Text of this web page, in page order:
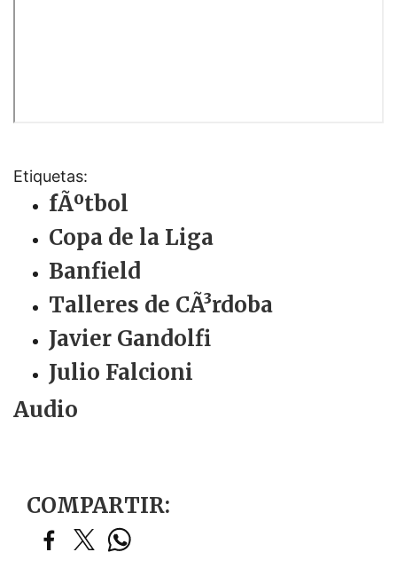
Etiquetas:
fÃºtbol
Copa de la Liga
Banfield
Talleres de CÃ³rdoba
Javier Gandolfi
Julio Falcioni
Audio
COMPARTIR: